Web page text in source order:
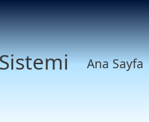
Ana Sayfa